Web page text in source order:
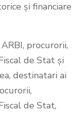
și financiare
procurorii,
de Stat și
destinatari ai
de Stat,